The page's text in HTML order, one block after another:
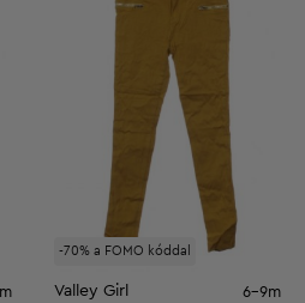
-70% a FOMO kóddal
Valley Girl 6-9m